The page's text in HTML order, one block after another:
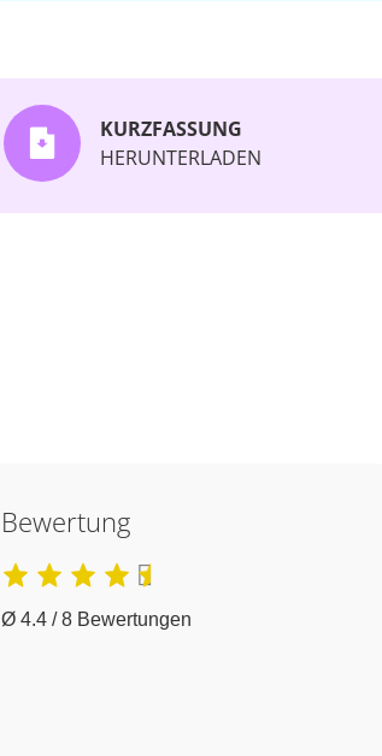
KURZFASSUNG
HERUNTERLADEN
Bewertung
Ø 4.4 / 8 Bewertungen